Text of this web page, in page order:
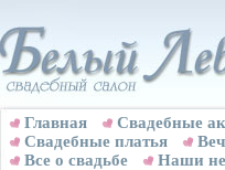
Главная
Свадебные
Cвадебные платья
Все о свадьбе
Наши